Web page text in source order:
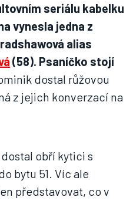
seriálu kabelku
vynesla jedna z
alias
(58). Psaníčko stojí
dostal růžovou
z jejich konverzací na
obří kytici s
bytu 51. Víc ale
představovat, co v